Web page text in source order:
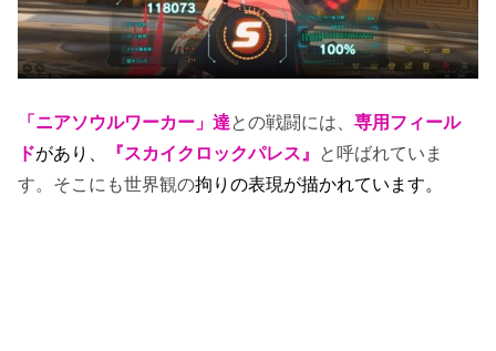
「ニアソウルワーカー」達との戦闘には、専用フィール
ドがあり、 『スカイクロックパレス』 と呼ばれていま
す。そこにも世界観の拘りの表現が描かれています。